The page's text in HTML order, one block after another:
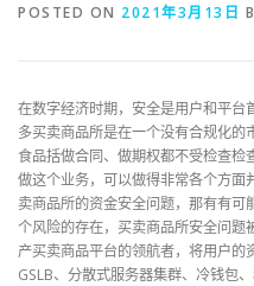
POSTED ON 2021年3月13日
在数字经济时期，安全是用户和平
多买卖商品所是在一个没有合规化
食品括做合同、做期权都不受检查
做这个业务，可以做得非常各个方
卖商品所的资金安全问题，那有有
个风险的存在，买卖商品所安全问题
产买卖商品平台的领航者，将用户
GSLB、分散式服务器集群、冷钱包